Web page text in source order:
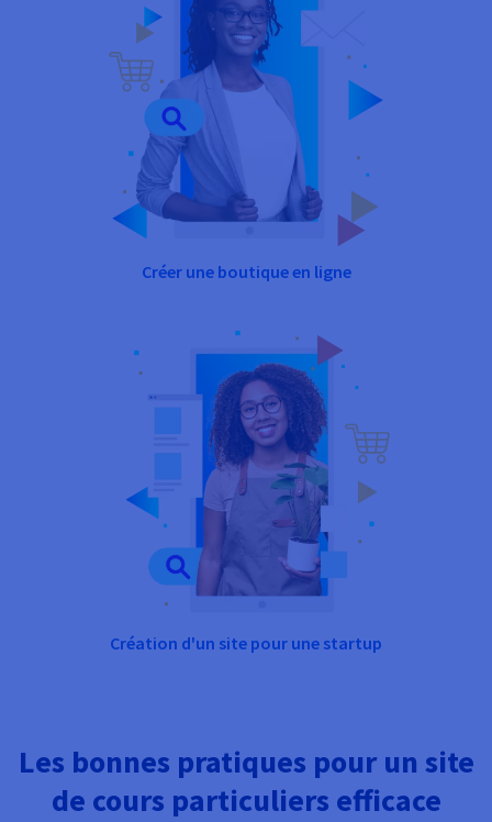
Créer une boutique en ligne
Création d'un site pour une startup
Les bonnes pratiques pour un site
de cours particuliers efficace